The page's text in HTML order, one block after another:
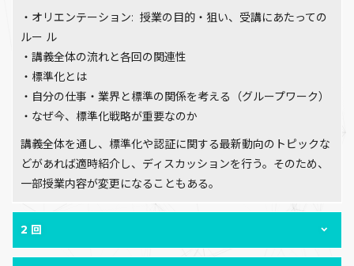
・オリエンテーション: 授業の目的・狙い、受講にあたっての
ルー ル
・講義全体の流れと各回の関連性
・標準化とは
・自分の仕事・業界と標準の関係を考える（グループワーク）
・なぜ今、標準化戦略が重要なのか
講義全体を通し、標準化や認証に関する最新動向のトピックな
どがあれば適時紹介し、ディスカッションを行う。そのため、
一部授業内容が変更になることもある。
2 回